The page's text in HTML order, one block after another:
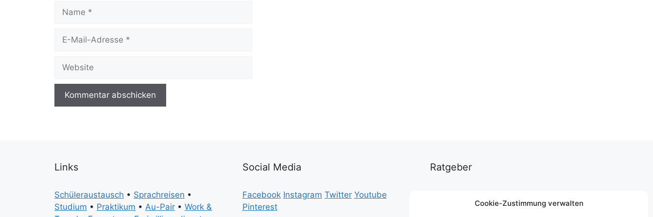
Cookie-Zustimmung verwalten
Name
Website
Links
Schüleraustausch • Sprachreisen •
Studium • Praktikum • Au-Pair • Work &
Social Media
Facebook Instagram Twitter Youtube
Pinterest
Ratgeber
einen Blick? Dann bestell dir die